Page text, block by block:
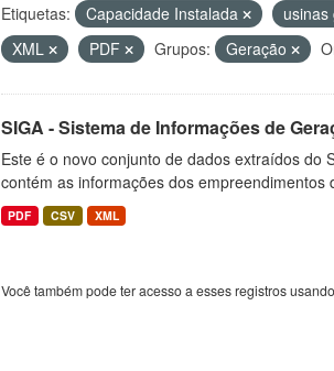
Etiquetas: Capacidade Instalada
XML
PDF Grupos: Geração
SIGA - Sistema de Informações de
Este é o novo conjunto de dados extraídos do
contém as informações dos empreendimentos
PDF CSV XML
Você também pode ter acesso a esses registros